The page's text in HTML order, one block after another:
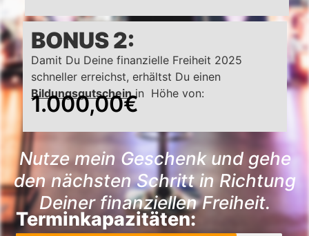
BONUS 2:
Damit Du Deine finanzielle Freiheit 2025
schneller erreichst, erhältst Du einen
Bildungsgutscheinin Höhe von:
1.000,00€
Nutze mein Geschenk und gehe
den nächsten Schritt in Richtung
Deiner finanziellen Freiheit.
Terminkapazitäten: